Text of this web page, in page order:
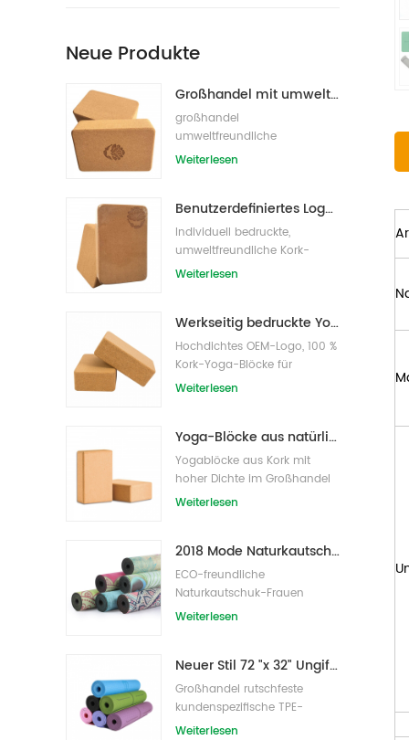
Neue Produkte
Großhandel mit umweltfreundlichen Naturkork-Yogablöcken / -ziegeln
großhandel
umweltfreundliche
eigenmarke kork yoga block
Weiterlesen
Benutzerdefiniertes Logo, das umweltfreundliche Kork-Yoga-Blöcke für das Übungstraining druckt
Individuell bedruckte,
umweltfreundliche Kork-
Yoga-Blöcke /Ziegel für
Weiterlesen
Werkseitig bedruckte Yoga-Blöcke/Ziegel aus Naturkork mit Eigenmarke
Hochdichtes OEM-Logo, 100 %
Kork-Yoga-Blöcke für
Übungen
Weiterlesen
Yoga-Blöcke aus natürlichem Kork, 10,2 x 15,2 x 22,9 cm, natürliche, rutschfeste Steine
Yogablöcke aus Kork mit
hoher Dichte im Großhandel
Weiterlesen
2018 Mode Naturkautschuk individuell bedruckte Wildleder Yogamatten Großhandel
ECO-freundliche
Naturkautschuk-Frauen
bedruckte Wildleder-Yoga-
Weiterlesen
Neuer Stil 72 "x 32" Ungiftig, kein Latex, kein PVC - 100% TPE Yogamatte
Großhandel rutschfeste
kundenspezifische TPE-
Yogamatte mit hoher Dichte
Weiterlesen